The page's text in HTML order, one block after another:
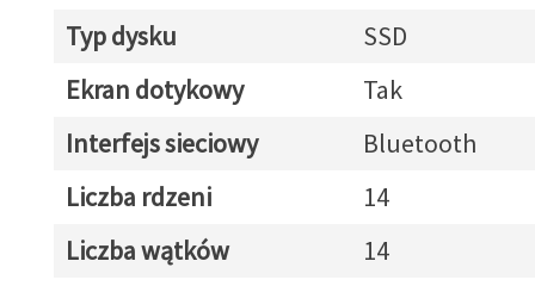
Typ dysku
SSD
Ekran dotykowy
Tak
Interfejs sieciowy
Bluetooth
Liczba rdzeni
14
Liczba wątków
14